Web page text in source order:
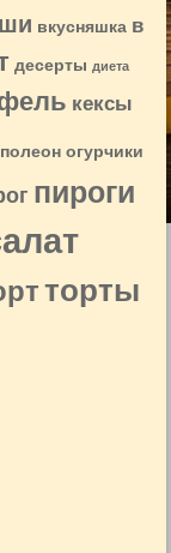
вкусняшка в
десерты диета
кексы
огурчики
пироги
торты